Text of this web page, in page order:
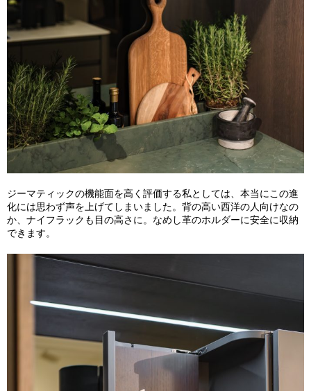
ジーマティックの機能面を高く評価する私としては、本当にこの進
化には思わず声を上げてしまいました。背の高い西洋の人向けなの
か、ナイフラックも目の高さに。なめし革のホルダーに安全に収納
できます。